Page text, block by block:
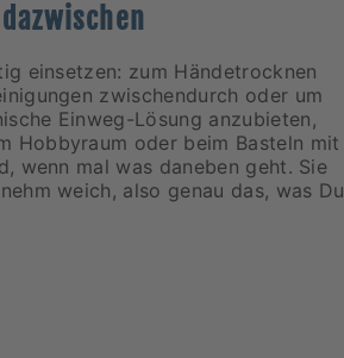
einsetzen: zum Händetrocknen
zwischendurch oder um
Einweg-Lösung anzubieten,
Hobbyraum oder beim Basteln mit
wenn mal was daneben geht. Sie
weich, also genau das, was Du